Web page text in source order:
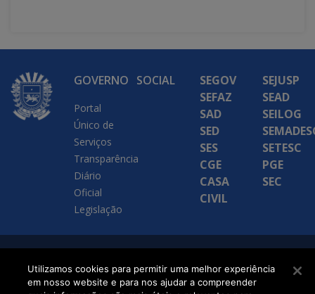
GOVERNO
Portal
Único de
Serviços
Transparência
Diário
Oficial
Legislação
SOCIAL
SEGOV
SEFAZ
SAD
SED
SES
CGE
CASA
CIVIL
SEJUSP
SEAD
SEILOG
SETESC
PGE
SEC
SETDIG | Secretaria-
Executiva de
Utilizamos cookies para permitir uma melhor experiência
em nosso website e para nos ajudar a compreender